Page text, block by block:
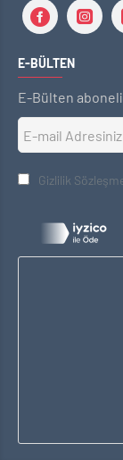
E-BÜLTEN
E-Bülten
Gizlilik